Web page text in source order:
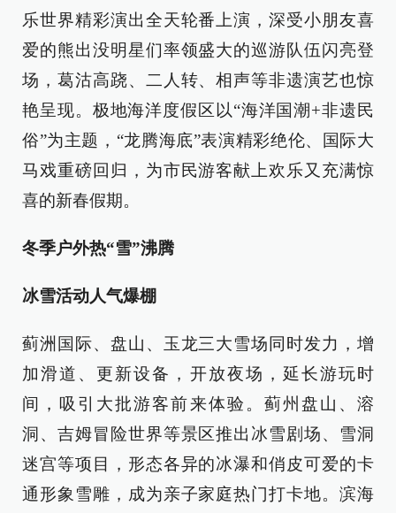
乐世界精彩演出全天轮番上演，深受小朋友喜
爱的熊出没明星们率领盛大的巡游队伍闪亮登
场，葛沽高跷、二人转、相声等非遗演艺也惊
艳呈现。极地海洋度假区以“海洋国潮+非遗民
俗”为主题，“龙腾海底”表演精彩绝伦、国际大
马戏重磅回归，为市民游客献上欢乐又充满惊
喜的新春假期。
冬季户外热“雪”沸腾
冰雪活动人气爆棚
蓟洲国际、盘山、玉龙三大雪场同时发力，增
加滑道、更新设备，开放夜场，延长游玩时
间，吸引大批游客前来体验。蓟州盘山、溶
洞、吉姆冒险世界等景区推出冰雪剧场、雪洞
迷宫等项目，形态各异的冰瀑和俏皮可爱的卡
通形象雪雕，成为亲子家庭热门打卡地。滨海